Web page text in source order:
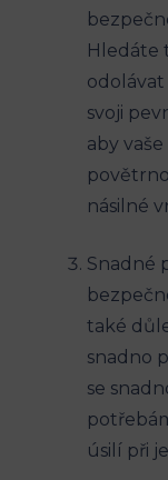
Hledáte
svoji
aby
násilné
Snadné
také
snadno
se
úsilí při